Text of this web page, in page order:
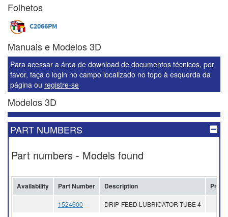
Folhetos
C2066PM
Manuais e Modelos 3D
Para acessar a área de download de documentos técnicos, por
favor, faça o login no campo localizado no topo à esquerda da
página ou registre-se
Modelos 3D
PART NUMBERS
Part numbers - Models found
Availability Part Number Description Price
1524600 DRIP-FEED LUBRICATOR TUBE 4